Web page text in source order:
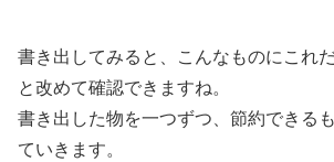
書き出してみると、こんなものにこれ
と改めて確認できますね。
書き出した物を一つずつ、節約できる
ていきます。